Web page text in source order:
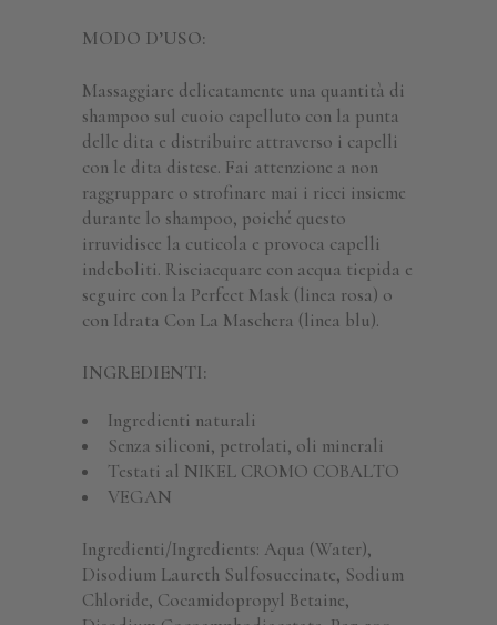
MODO D’USO:
Massaggiare delicatamente una quantità di
shampoo sul cuoio capelluto con la punta
delle dita e distribuire attraverso i capelli
con le dita distese. Fai attenzione a non
raggruppare o strofinare mai i ricci insieme
durante lo shampoo, poiché questo
irruvidisce la cuticola e provoca capelli
indeboliti. Risciacquare con acqua tiepida e
seguire con la Perfect Mask (linea rosa) o
con Idrata Con La Maschera (linea blu).
INGREDIENTI:
Ingredienti naturali
Senza siliconi, petrolati, oli minerali
Testati al NIKEL CROMO COBALTO
VEGAN
Ingredienti/Ingredients: Aqua (Water),
Disodium Laureth Sulfosuccinate, Sodium
Chloride, Cocamidopropyl Betaine,